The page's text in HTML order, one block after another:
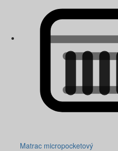
Matrac micropocketový